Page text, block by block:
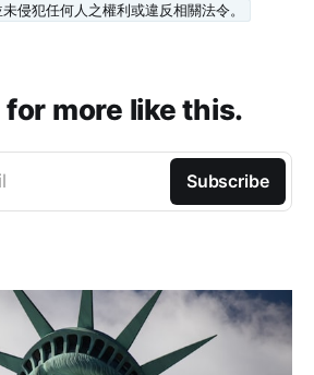
侵犯任何人之權利或違反相關法令。
for more like this.
Subscribe